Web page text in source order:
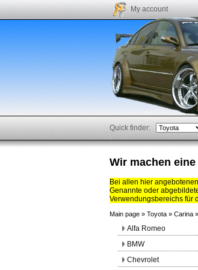
My account
Quick finder:
Wir machen
Bei allen hier
Genannte oder
Verwendungsbereichs für
Main page » Toyota » Carina »
Alfa Romeo
BMW
Chevrolet